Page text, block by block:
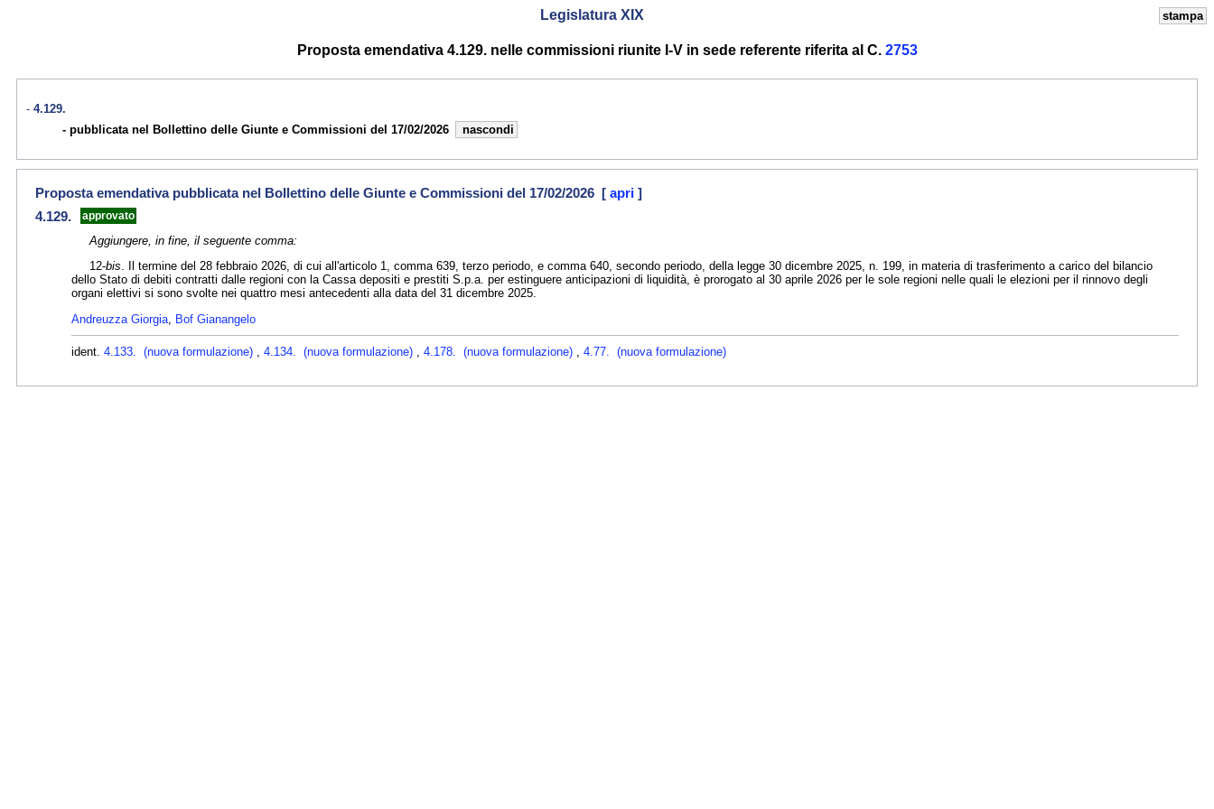
stampa
Legislatura XIX
Proposta emendativa 4.129. nelle commissioni riunite I-V in sede referente riferita al C. 2753
4.129.
pubblicata nel Bollettino delle Giunte e Commissioni del 17/02/2026
nascondi
Proposta emendativa pubblicata nel Bollettino delle Giunte e Commissioni del 17/02/2026 [ apri ]
4.129.
approvato
Aggiungere, in fine, il seguente comma:
12-bis. Il termine del 28 febbraio 2026, di cui all'articolo 1, comma 639, terzo periodo, e comma 640, secondo periodo, della legge 30 dicembre 2025, n. 199, in materia di trasferimento a carico del bilancio
dello Stato di debiti contratti dalle regioni con la Cassa depositi e prestiti S.p.a. per estinguere anticipazioni di liquidità, è prorogato al 30 aprile 2026 per le sole regioni nelle quali le elezioni per il rinnovo degli
organi elettivi si sono svolte nei quattro mesi antecedenti alla data del 31 dicembre 2025.
Andreuzza Giorgia Bof Gianangelo
ident. 4.133. (nuova formulazione) 4.134. (nuova formulazione) 4.178. (nuova formulazione) 4.77. (nuova formulazione)